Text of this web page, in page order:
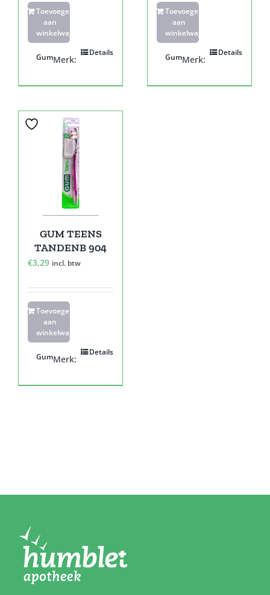
Toevoegen
aan
winkelwagen
Details
Merk:
Gum
Toevoegen
aan
winkelwagen
Details
Merk:
Gum
GUM TEENS
TANDENB 904
€3,29 incl. btw
Toevoegen
aan
winkelwagen
Details
Merk:
Gum